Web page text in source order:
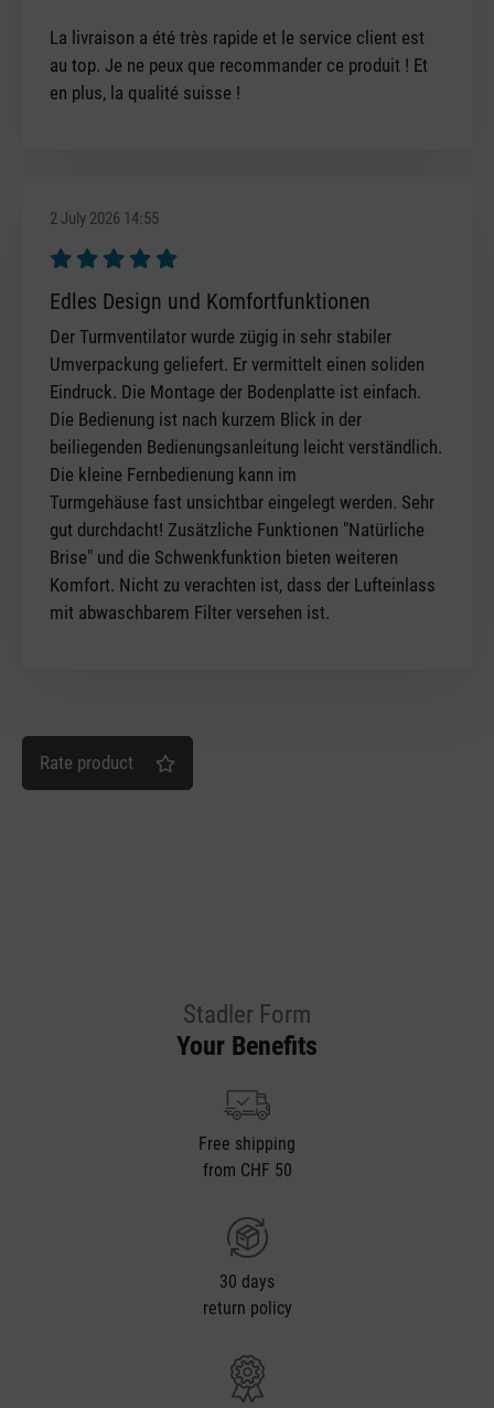
La livraison a été très rapide et le service client est
au top. Je ne peux que recommander ce produit ! Et
en plus, la qualité suisse !
2 July 2026 14:55
Review with rating of 5 out of 5 stars
Edles Design und Komfortfunktionen
Der Turmventilator wurde zügig in sehr stabiler
Umverpackung geliefert. Er vermittelt einen soliden
Eindruck. Die Montage der Bodenplatte ist einfach.
Die Bedienung ist nach kurzem Blick in der
beiliegenden Bedienungsanleitung leicht verständlich.
Die kleine Fernbedienung kann im
Turmgehäuse fast unsichtbar eingelegt werden. Sehr
gut durchdacht! Zusätzliche Funktionen "Natürliche
Brise" und die Schwenkfunktion bieten weiteren
Komfort. Nicht zu verachten ist, dass der Lufteinlass
mit abwaschbarem Filter versehen ist.
Rate product
Stadler Form
Your Benefits
Free shipping
from CHF 50
30 days
return policy